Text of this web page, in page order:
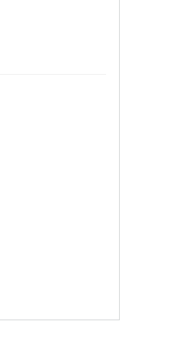
religieux du
des archives, la table
scientifiques